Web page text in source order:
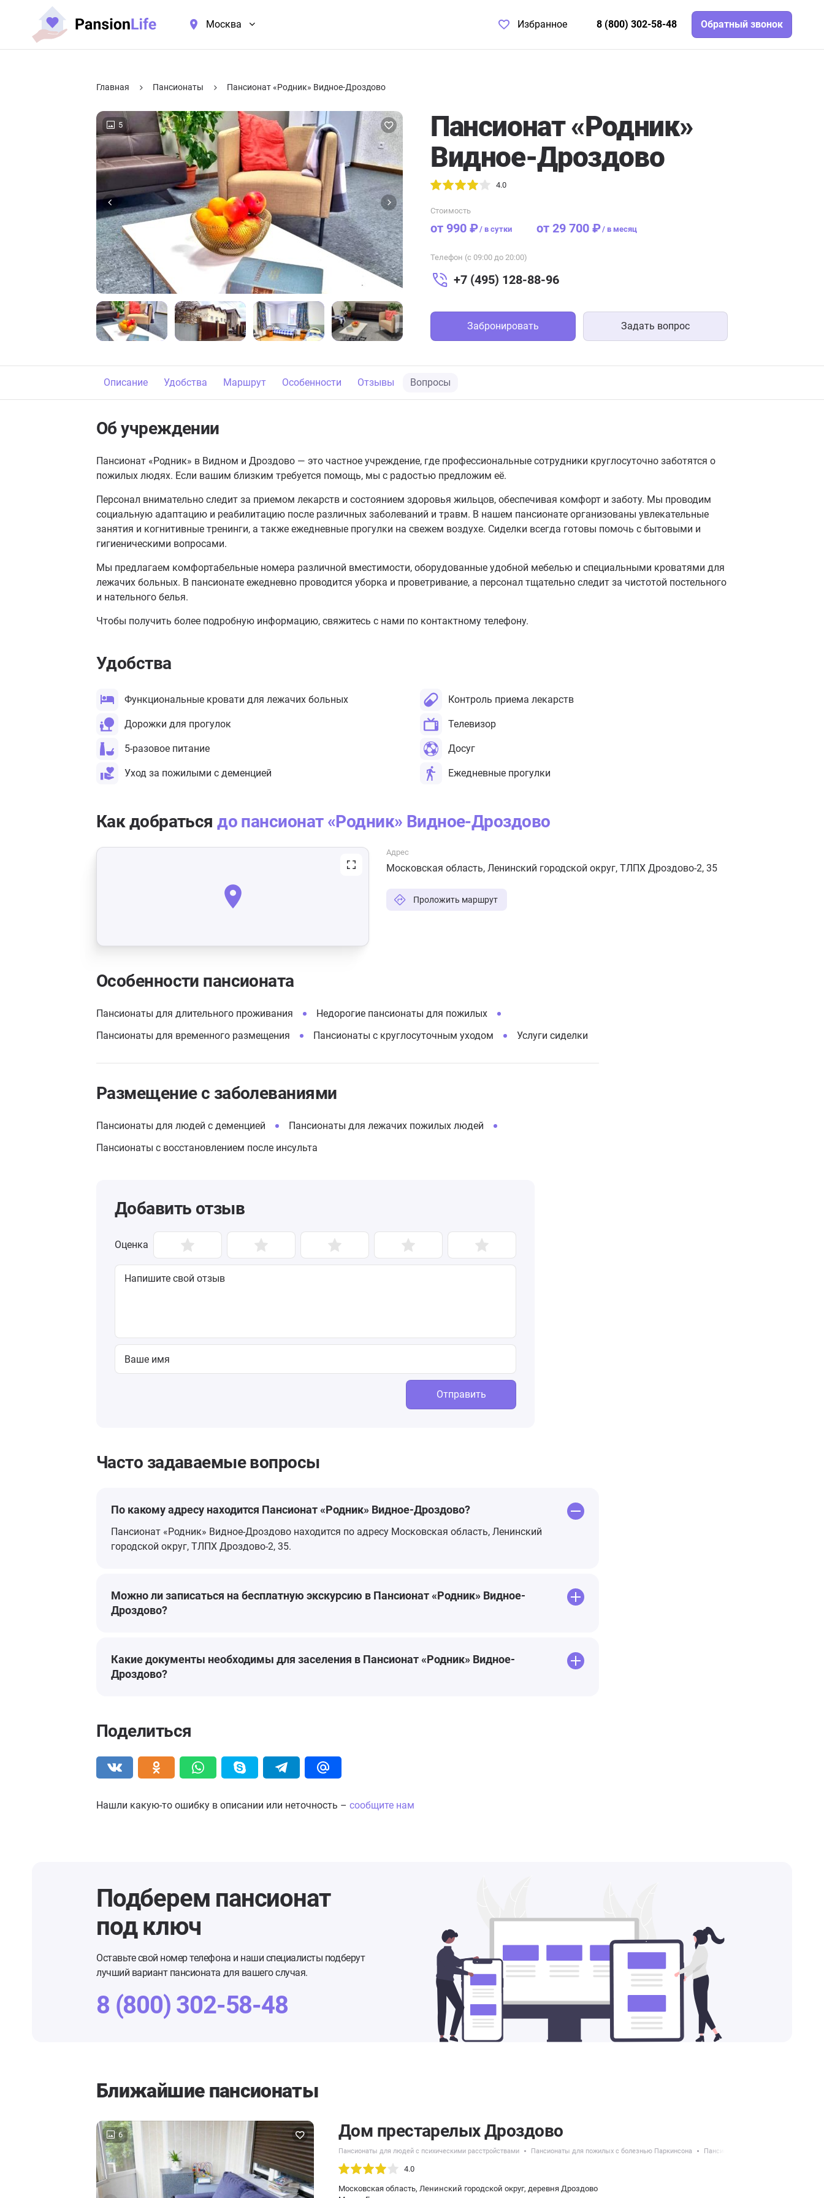
Москва Избранное 8 (800) 302-58-48 Обратный звонок
Главная Пансионаты Пансионат «Родник» Видное-Дроздово
5
Пансионат «Родник»
Видное-Дроздово
4.0
Стоимость
от 990 ₽/ в сутки от 29 700 ₽/ в месяц
Телефон (с 09:00 до 20:00)
+7 (495) 128-88-96
Забронировать Задать вопрос
Описание Удобства Маршрут Особенности Отзывы Вопросы
Об учреждении
Пансионат «Родник» в Видном и Дроздово — это частное учреждение, где профессиональные сотрудники круглосуточно заботятся о
пожилых людях. Если вашим близким требуется помощь, мы с радостью предложим её.
Персонал внимательно следит за приемом лекарств и состоянием здоровья жильцов, обеспечивая комфорт и заботу. Мы проводим
социальную адаптацию и реабилитацию после различных заболеваний и травм. В нашем пансионате организованы увлекательные
занятия и когнитивные тренинги, а также ежедневные прогулки на свежем воздухе. Сиделки всегда готовы помочь с бытовыми и
гигиеническими вопросами.
Мы предлагаем комфортабельные номера различной вместимости, оборудованные удобной мебелью и специальными кроватями для
лежачих больных. В пансионате ежедневно проводится уборка и проветривание, а персонал тщательно следит за чистотой постельного
и нательного белья.
Чтобы получить более подробную информацию, свяжитесь с нами по контактному телефону.
Удобства
Функциональные кровати для лежачих больных
Дорожки для прогулок
5-разовое питание
Уход за пожилыми с деменцией
Контроль приема лекарств
Телевизор
Досуг
Ежедневные прогулки
Как добратьсядо пансионат «Родник» Видное-Дроздово
Адрес
Московская область, Ленинский городской округ, ТЛПХ Дроздово-2, 35
Проложить маршрут
Особенности пансионата
Пансионаты для длительного проживания
Недорогие пансионаты для пожилых
Пансионаты для временного размещения
Пансионаты с круглосуточным уходом Услуги сиделки
Размещение с заболеваниями
Пансионаты для людей с деменцией
Пансионаты для лежачих пожилых людей
Пансионаты с восстановлением после инсульта
Добавить отзыв
Оценка
Отправить
Часто задаваемые вопросы
По какому адресу находится Пансионат «Родник» Видное-Дроздово?
Пансионат «Родник» Видное-Дроздово находится по адресу Московская область, Ленинский
городской округ, ТЛПХ Дроздово-2, 35.
Можно ли записаться на бесплатную экскурсию в Пансионат «Родник» Видное-
Дроздово?
Какие документы необходимы для заселения в Пансионат «Родник» Видное-
Дроздово?
Поделиться
Нашли какую-то ошибку в описании или неточность – сообщите нам
Подберем пансионат
под ключ
Оставьте свой номер телефона и наши специалисты подберут
лучший вариант пансионата для вашего случая.
8 (800) 302-58-48
Ближайшие пансионаты
6 Дом престарелых Дроздово
Пансионаты для людей с психическими расстройствами Пансионаты для пожилых с болезнью Паркинсона Пансионаты с круглосуточным
4.0
Московская область, Ленинский городской округ, деревня Дроздово